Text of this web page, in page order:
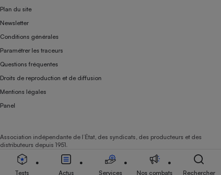
Plan du site
Newsletter
Conditions générales
Paramétrer les traceurs
Questions fréquentes
Droits de reproduction et de diffusion
Mentions légales
Panel
Association indépendante de l’État, des syndicats, des producteurs et des
distributeurs depuis 1951.
Tests Actus Services Nos combats Rechercher